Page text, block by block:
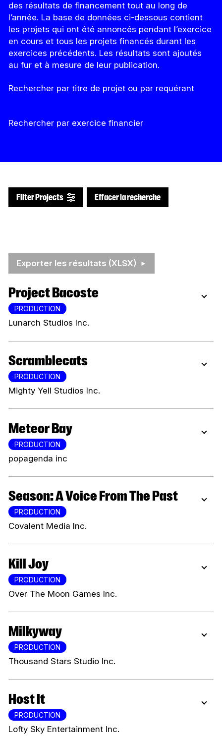
des résultats de financement tout au long de
l’année. La base de données ci-dessous contient
les projets qui ont été annoncés pendant l’exercice
en cours et tous les projets financés durant les
exercices précédents. Les résultats sont ajoutés
au fur et à mesure de leur publication.
Rechercher par titre de projet ou par requérant
Rechercher par exercice financier
Filter Projects Effacer la recherche
Exporter les résultats (XLSX)
Project Bacoste
PRODUCTION
Lunarch Studios Inc.
Scramblecats
PRODUCTION
Mighty Yell Studios Inc.
Meteor Bay
PRODUCTION
popagenda inc
Season: A Voice From The Past
PRODUCTION
Covalent Media Inc.
Kill Joy
PRODUCTION
Over The Moon Games Inc.
Milkyway
PRODUCTION
Thousand Stars Studio Inc.
Host It
PRODUCTION
Lofty Sky Entertainment Inc.